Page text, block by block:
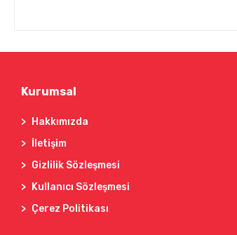
Kurumsal
Hakkımızda
İletişim
Gizlilik Sözleşmesi
Kullanıcı Sözleşmesi
Çerez Politikası